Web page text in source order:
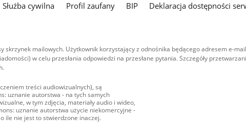
Służba cywilna Profil zaufany BIP
Deklaracja dostępności
skrzynek mailowych. Użytkownik korzystający z odnośnika będącego adresem e-
w celu przesłania odpowiedzi na przesłane pytania. Szczegóły
treści audiowizualnych), są
uznanie autorstwa - na tych samych
w tym zdjęcia, materiały audio i wideo,
uznanie autorstwa użycie niekomercyjne -
ile nie jest to stwierdzone inaczej.